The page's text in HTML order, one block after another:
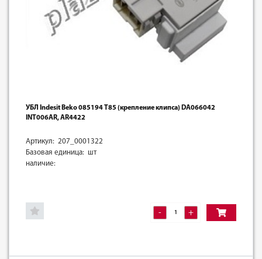
УБЛ Indesit Beko 085194 Т85 (крепление клипса) DA066042
INT006AR, AR4422
Артикул: 207_0001322
Базовая единица: шт
наличие:
- +